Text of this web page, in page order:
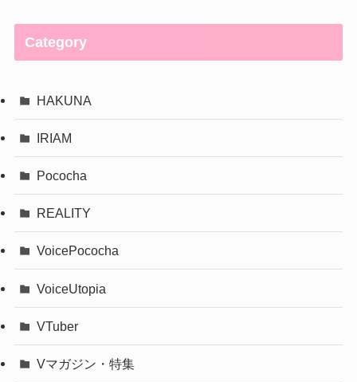
Category
HAKUNA
IRIAM
Pococha
REALITY
VoicePococha
VoiceUtopia
VTuber
Vマガジン・特集